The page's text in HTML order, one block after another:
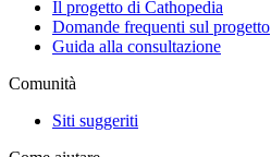
Il progetto di Cathopedia
Domande frequenti sul progetto
Guida alla consultazione
Comunità
Siti suggeriti